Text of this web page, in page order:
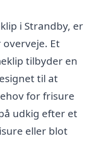
i Strandby, er
Et
tilbyder en
til at
for frisure
udkig efter et
eller blot